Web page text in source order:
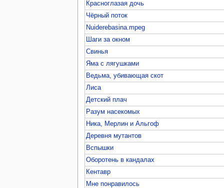
Красноглазая дочь
Чёрный поток
Nuiderebasina.mpeg
Шаги за окном
Свинья
Яма с лягушками
Ведьма, убивающая скот
Лиса
Детский плач
Разум насекомых
Ника, Мерлин и Альгоф
Деревня мутантов
Вспышки
Оборотень в кандалах
Кентавр
Мне понравилось